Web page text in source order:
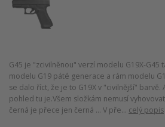
G45 je "zcivilněnou" verzí modelu G19X-G45
modelu G19 páté generace a rám modelu
se dalo říct, že je to G19X v "civilnější"
pohled tu je.Všem složkám nemusí
černá je přece jen černá … V pře... celý popis